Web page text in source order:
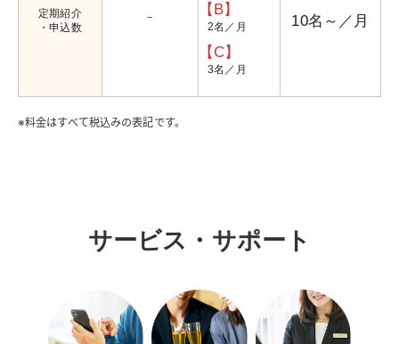
定期紹介
・申込数
－ 【B】
2名／月
【C】
3名／月
10名～／月
※料金はすべて税込みの表記です。
サービス・サポート